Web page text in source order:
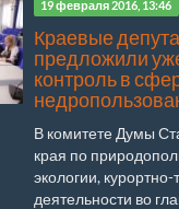
19 февраля 2016, 13:46
Краевые
предложили
контроль в
В комитете Думы
края по
экологии, курортно-
деятельности во